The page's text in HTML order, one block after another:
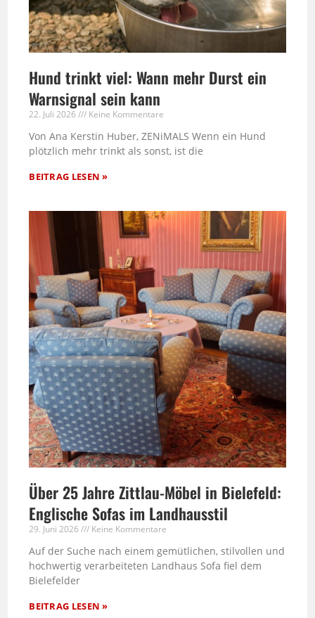
Hund trinkt viel: Wann mehr Durst ein
Warnsignal sein kann
22. Juli 2026 Keine Kommentare
Von Ana Kerstin Huber, ZENiMALS Wenn ein Hund
plötzlich mehr trinkt als sonst, ist die
BEITRAG LESEN »
Über 25 Jahre Zittlau-Möbel in Bielefeld:
Englische Sofas im Landhausstil
29. Juni 2026 Keine Kommentare
Auf der Suche nach einem gemütlichen, stilvollen und
hochwertig verarbeiteten Landhaus Sofa fiel dem
Bielefelder
BEITRAG LESEN »